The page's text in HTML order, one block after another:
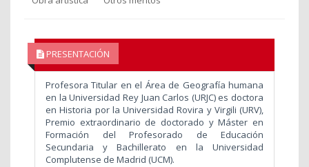
PRESENTACIÓN
Profesora Titular en el Área de Geografía humana
en la Universidad Rey Juan Carlos (URJC) es doctora
en Historia por la Universidad Rovira y Virgili (URV),
Premio extraordinario de doctorado y Máster en
Formación del Profesorado de Educación
Secundaria y Bachillerato en la Universidad
Complutense de Madrid (UCM).